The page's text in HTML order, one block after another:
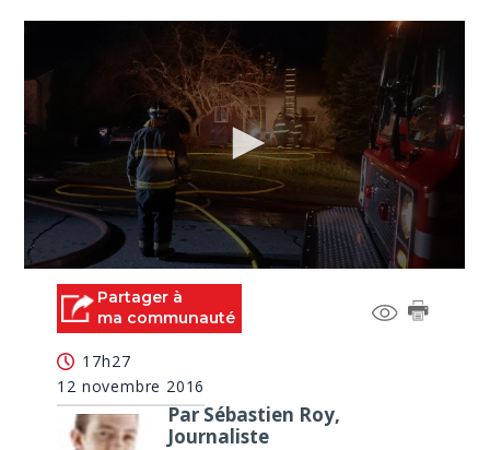
seconds
seconds
Partager à
ma communauté
17h27
12 novembre 2016
Par Sébastien Roy,
Journaliste